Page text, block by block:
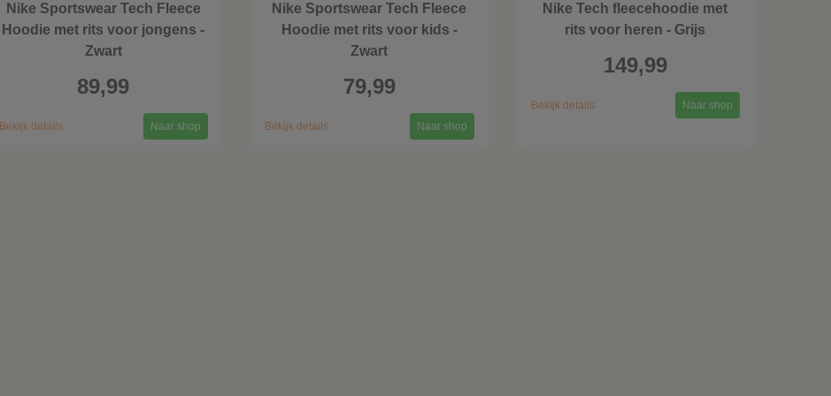
Nike Sportswear Tech Fleece
Hoodie met rits voor jongens -
Zwart
89,99
Bekijk details Naar shop
Nike Sportswear Tech Fleece
Hoodie met rits voor kids -
Zwart
79,99
Bekijk details Naar shop
Nike Tech fleecehoodie met
rits voor heren - Grijs
149,99
Bekijk details Naar shop